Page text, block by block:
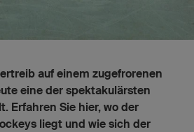
auf einem zugefrorenen
eine der spektakulärsten
Erfahren Sie hier, wo der
liegt und wie sich der